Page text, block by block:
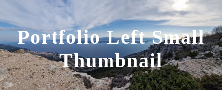
Portfolio Left Small
Thumbnail